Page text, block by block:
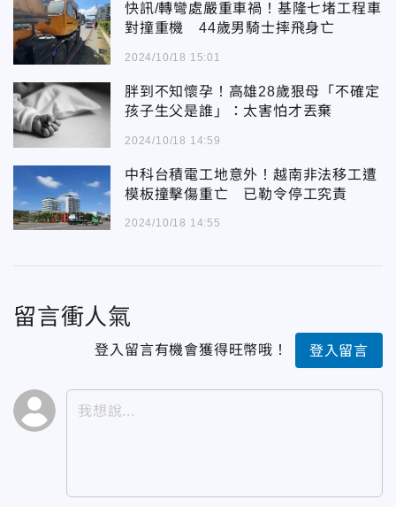
快訊/轉彎處嚴重車禍！基隆七堵工程車
對撞重機 44歲男騎士摔飛身亡
2024/10/18 15:01
胖到不知懷孕！高雄28歲狠母「不確定
孩子生父是誰」：太害怕才丟棄
2024/10/18 14:59
中科台積電工地意外！越南非法移工遭
模板撞擊傷重亡 已勒令停工究責
2024/10/18 14:55
留言衝人氣
登入留言有機會獲得旺幣哦！ 登入留言